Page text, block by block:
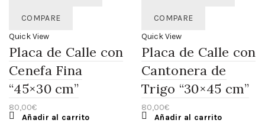
COMPARE
Quick View
Placa de Calle con
Cenefa Fina
“45×30 cm”
80,00€
Añadir al carrito
COMPARE
Quick View
Placa de Calle con
Cantonera de
Trigo “30×45 cm”
80,00€
Añadir al carrito